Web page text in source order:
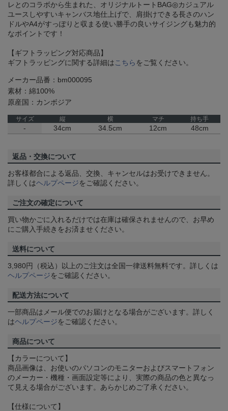
レとのコラボから生まれた、オリジナルトートBAG◎カジュアル
ユースしやすいキャンバス地仕上げで、肩掛けできる長さのハン
ドルやA4がすっぽりと収まる使い勝手の良いサイジングも魅力的
なポイントです！
【ギフトラッピング対応商品】
ギフトラッピングに関する詳細は こちら をご覧ください。
メーカー品番：bm000095
素材：綿100%
原産国：カンボジア
サイズ 縦 横 マチ 持ち手
- 34cm 34.5cm 12cm 48cm
返品・交換について
お客様都合による返品、交換、キャンセルはお受けできません。
詳しくはヘルプページをご確認ください。
ご注文の確定について
買い物かごに入れるだけでは在庫は確保されませんので、お早め
にご購入手続きをお済ませください。
送料について
3,980円（税込）以上のご注文は全国一律送料無料です。詳しくは
ヘルプページをご確認ください。
配送方法について
一部商品はメール便でのお届けとなる場合がございます。詳しく
はヘルプページをご確認ください。
商品について
【カラーについて】
商品画像は、お使いのパソコンのモニターおよびスマートフォン
のメーカー・機種・画面設定等により、実際の商品の色と異なっ
て見える場合がございます。あらかじめご了承ください。
【仕様について】